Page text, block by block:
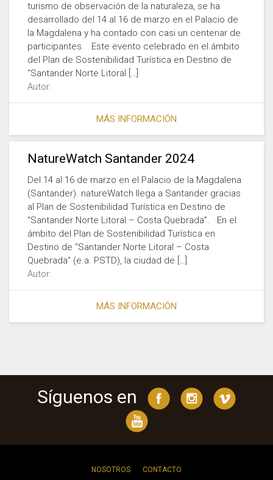
turismo de observación de la naturaleza, se ha
desarrollado del 14 al 16 de marzo en el Palacio de
la Magdalena y ha contado con casi un centenar de
participantes. Este evento celebrado en el ámbito
del Plan de Sostenibilidad Turística en Destino de
“Santander Norte Litoral […]
Autor:
MÁS INFORMACIÓN
NatureWatch Santander 2024
Del 14 al 16 de marzo en el Palacio de la Magdalena
(Santander). natureWatch llega a Santander gracias
al Plan de Sostenibilidad Turística en Destino de
“Santander Norte Litoral – Costa Quebrada”. En el
ámbito del Plan de Sostenibilidad Turística en
Destino de “Santander Norte Litoral – Costa
Quebrada” (e.a. PSTD), la ciudad de […]
Autor:
MÁS INFORMACIÓN
Síguenos en
NOSOTROS CONTACTO